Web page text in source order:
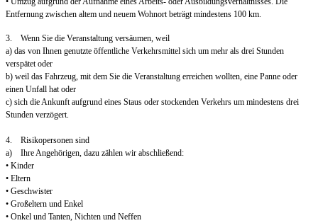
Entfernung zwischen altem und neuem Wohnort beträgt mindestens 100 km.
3. Wenn Sie die Veranstaltung versäumen, weil
a) das von Ihnen genutzte öffentliche Verkehrsmittel sich um mehr als drei Stunden
verspätet oder
b) weil das Fahrzeug, mit dem Sie die Veranstaltung erreichen wollten, eine Panne oder
einen Unfall hat oder
c) sich die Ankunft aufgrund eines Staus oder stockenden Verkehrs um mindestens drei
Stunden verzögert.
4. Risikopersonen sind
a) Ihre Angehörigen, dazu zählen wir abschließend:
• Kinder
• Eltern
• Geschwister
• Großeltern und Enkel
• Onkel und Tanten, Nichten und Neffen